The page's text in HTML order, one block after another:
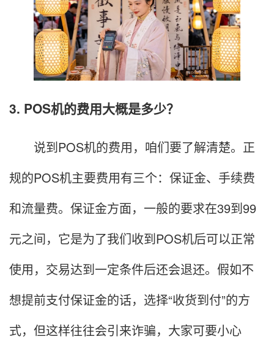
3. POS机的费用大概是多少？
说到POS机的费用，咱们要了解清楚。正
规的POS机主要费用有三个：保证金、手续费
和流量费。保证金方面，一般的要求在39到99
元之间，它是为了我们收到POS机后可以正常
使用，交易达到一定条件后还会退还。假如不
想提前支付保证金的话，选择“收货到付”的方
式，但这样往往会引来诈骗，大家可要小心